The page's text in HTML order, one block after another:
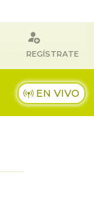
REGÍSTRATE
EN VIVO